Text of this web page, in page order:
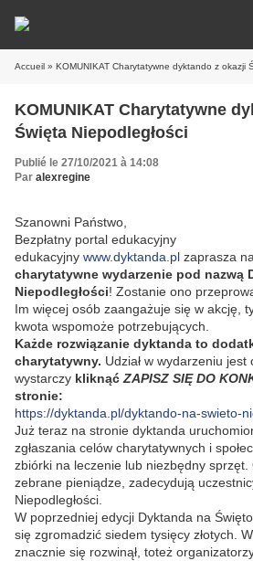
Accueil » KOMUNIKAT Charytatywne dyktando z okazji
KOMUNIKAT Charytatywne
Święta Niepodległości
Publié le 27/10/2021 à 14:08
Par alexregine
Szanowni Państwo,
Bezpłatny portal edukacyjny
edukacyjny www.dyktanda.pl zaprasza na
charytatywne wydarzenie pod nazwą
Niepodległości! Zostanie ono
Im więcej osób zaangażuje się w akcję,
kwota wspomoże potrzebujących.
Każde rozwiązanie dyktanda to
charytatywny. Udział w wydarzeniu jest
wystarczy kliknąć ZAPISZ SIĘ DO
stronie:
https://dyktanda.pl/dyktando-na-swieto-
Już teraz na stronie dyktanda
zgłaszania celów charytatywnych i
zbiórki na leczenie lub niezbędny
zebrane pieniądze, zadecydują
Niepodległości.
W poprzedniej edycji Dyktanda na Święto
się zgromadzić siedem tysięcy złotych.
znacznie się rozwinął, toteż